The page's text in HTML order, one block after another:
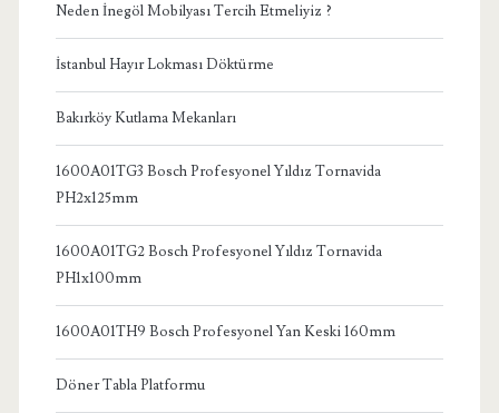
Neden İnegöl Mobilyası Tercih Etmeliyiz ?
İstanbul Hayır Lokması Döktürme
Bakırköy Kutlama Mekanları
1600A01TG3 Bosch Profesyonel Yıldız Tornavida
PH2x125mm
1600A01TG2 Bosch Profesyonel Yıldız Tornavida
PH1x100mm
1600A01TH9 Bosch Profesyonel Yan Keski 160mm
Döner Tabla Platformu